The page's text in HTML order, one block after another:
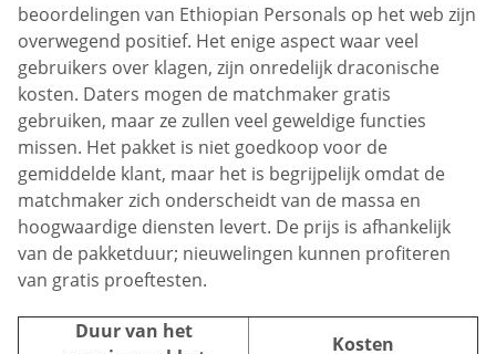
beoordelingen van Ethiopian Personals op het web zijn
overwegend positief. Het enige aspect waar veel
gebruikers over klagen, zijn onredelijk draconische
kosten. Daters mogen de matchmaker gratis
gebruiken, maar ze zullen veel geweldige functies
missen. Het pakket is niet goedkoop voor de
gemiddelde klant, maar het is begrijpelijk omdat de
matchmaker zich onderscheidt van de massa en
hoogwaardige diensten levert. De prijs is afhankelijk
van de pakketduur; nieuwelingen kunnen profiteren
van gratis proeftesten.
Duur van het
Kosten